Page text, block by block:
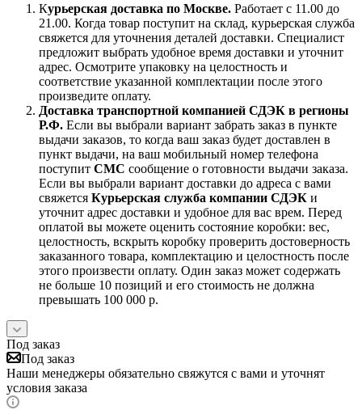
Курьерская доставка по Москве. Работает с 11.00 до
21.00. Когда товар поступит на склад, курьерская служба
свяжется для уточнения деталей доставки. Специалист
предложит выбрать удобное время доставки и уточнит
адрес. Осмотрите упаковку на целостность и
соответствие указанной комплектации после этого
произведите оплату.
Доставка транспортной компанией СДЭК в регионы
Р.Ф. Если вы выбрали вариант забрать заказ в пункте
выдачи заказов, то когда ваш заказ будет доставлен в
пункт выдачи, на ваш мобильный номер телефона
поступит СМС сообщение о готовности выдачи заказа.
Если вы выбрали вариант доставки до адреса с вами
свяжется Курьерская служба компании СДЭК и
уточнит адрес доставки и удобное для вас врем. Перед
оплатой вы можете оценить состояние коробки: вес,
целостность, вскрыть коробку проверить достоверность
заказанного товара, комплектацию и целостность после
этого произвести оплату. Один заказ может содержать
не больше 10 позиций и его стоимость не должна
превышать 100 000 р.
Под заказ
Под заказ
Наши менеджеры обязательно свяжутся с вами и уточнят
условия заказа